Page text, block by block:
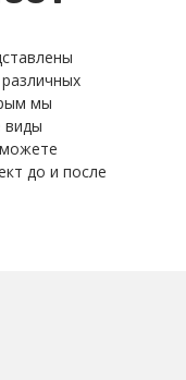
мы
виды
до и после